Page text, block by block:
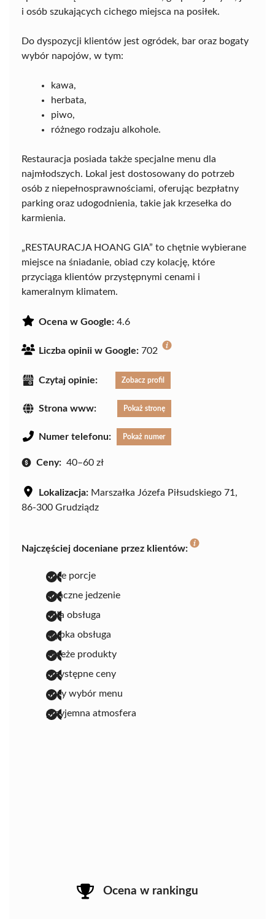
i osób szukających cichego miejsca na posiłek.
Do dyspozycji klientów jest ogródek, bar oraz bogaty
wybór napojów, w tym:
kawa,
herbata,
piwo,
różnego rodzaju alkohole.
Restauracja posiada także specjalne menu dla
najmłodszych. Lokal jest dostosowany do potrzeb
osób z niepełnosprawnościami, oferując bezpłatny
parking oraz udogodnienia, takie jak krzesełka do
karmienia.
„RESTAURACJA HOANG GIA” to chętnie wybierane
miejsce na śniadanie, obiad czy kolację, które
przyciąga klientów przystępnymi cenami i
kameralnym klimatem.
Ocena w Google: 4.6
Liczba opinii w Google: 702
Czytaj opinie: Zobacz profil
Strona www: Pokaż stronę
Numer telefonu: Pokaż numer
Ceny: 40–60 zł
Lokalizacja: Marszałka Józefa Piłsudskiego 71,
86-300 Grudziądz
Najczęściej doceniane przez klientów:
duże porcje
smaczne jedzenie
miła obsługa
szybka obsługa
świeże produkty
przystępne ceny
duży wybór menu
przyjemna atmosfera
Ocena w rankingu